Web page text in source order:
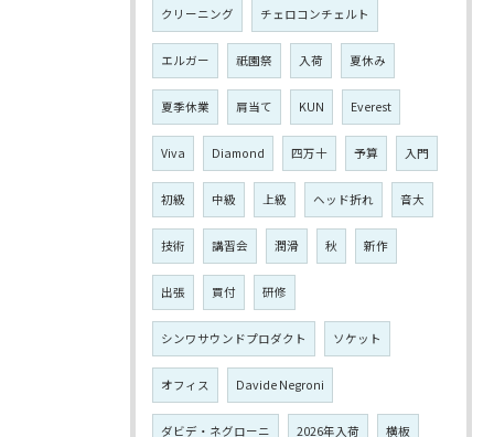
クリーニング チェロコンチェルト
エルガー 祇園祭 入荷 夏休み
夏季休業 肩当て KUN Everest
Viva Diamond 四万十 予算 入門
初級 中級 上級 ヘッド折れ 音大
技術 講習会 潤滑 秋 新作
出張 買付 研修
シンワサウンドプロダクト ソケット
オフィス Davide Negroni
ダビデ・ネグローニ 2026年入荷 横板